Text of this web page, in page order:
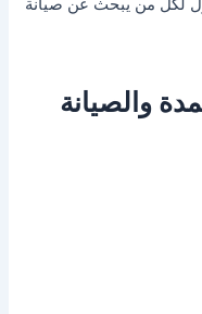
لكل من يبحث عن صيانة
والصيانة